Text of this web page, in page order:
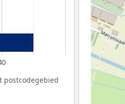
postcodegebied